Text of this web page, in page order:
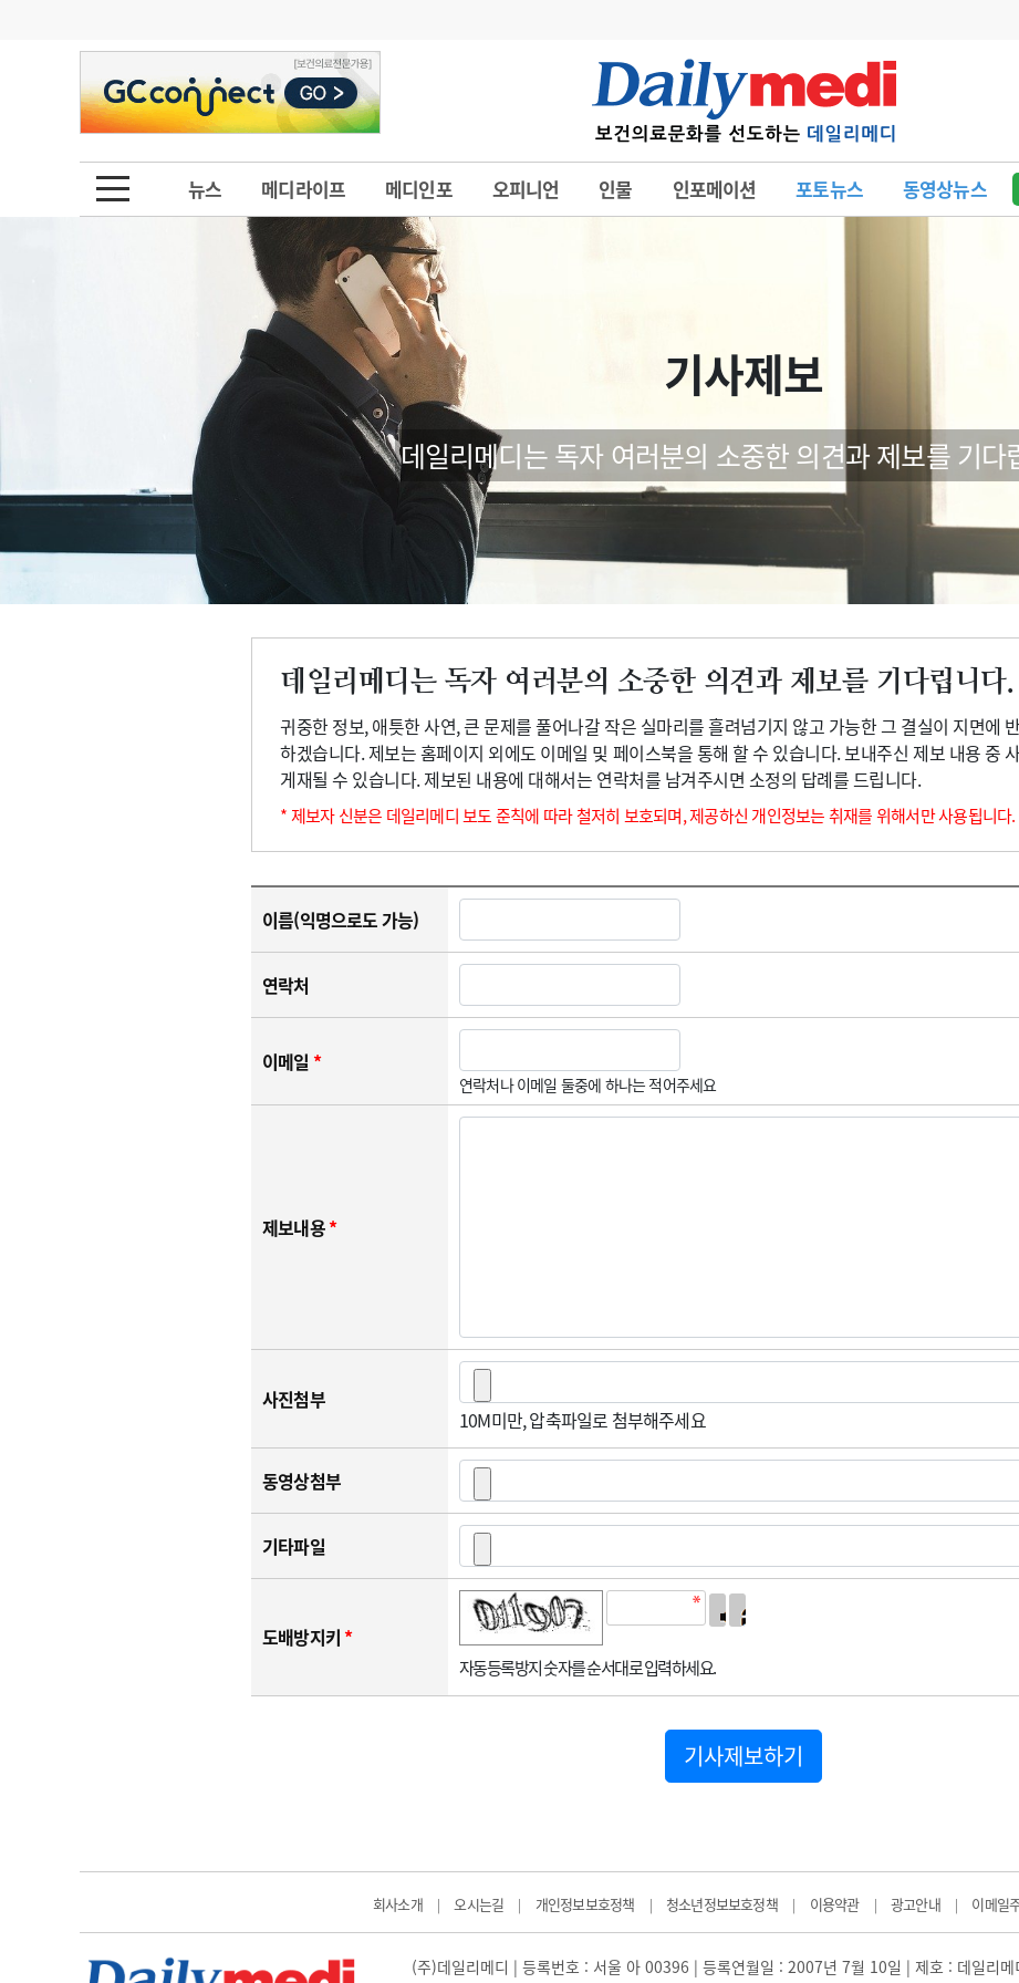
뉴스 메디라이프 메디인포 오피니언 인물 인포메이션 포토뉴스 동영상뉴스
금주의 검색어
1
의사인력 수급 추계
2
성분명 처방
3
AI의료
4
전공의 모집 결과
의사국시 합격률
6
관리급여 실시
의과대학 입시
10 약가인하
인사 사고
오피니언 칼럼 수첩
인물 초대석 피플
포토뉴스
지역병원 중소병원
행정처분 판례
학회·연수강좌 학회/연수강좌 행사
법적고지
기사제보
데일리메디는 독자 여러분의 소중한 의견과 제보를 기다
데일리메디는 독자 여러분의 소중한 의견과 제보를 기다립니다.
귀중한 정보, 애틋한 사연, 큰 문제를 풀어나갈 작은 실마리를 흘려넘기지 않고 가능한 그 결실이 지면에
하겠습니다. 제보는 홈페이지 외에도 이메일 및 페이스북을 통해 할 수 있습니다. 보내주신 제보 내용 중
게재될 수 있습니다. 제보된 내용에 대해서는 연락처를 남겨주시면 소정의 답례를 드립니다.
* 제보자 신분은 데일리메디 보도 준칙에 따라 철저히 보호되며, 제공하신 개인정보는 취재를 위해서만 사용됩니다.
이름(익명으로도 가능)
연락처
이메일 *
연락처나 이메일 둘중에 하나는 적어주세요
제보내용*
사진첨부
10M미만, 압축파일로 첨부해주세요
동영상첨부
기타파일
도배방지키 *
자동등록방지 숫자를 순서대로 입력하세요.
기사제보하기
회사소개 | 오시는길 | 개인정보보호정책 | 청소년정보보호정책 | 이용약관 | 광고안내 | 이메일
(주)데일리메디 | 등록번호 : 서울 아 00396 | 등록연월일 : 2007년 7월 10일 | 제호 : 데일리